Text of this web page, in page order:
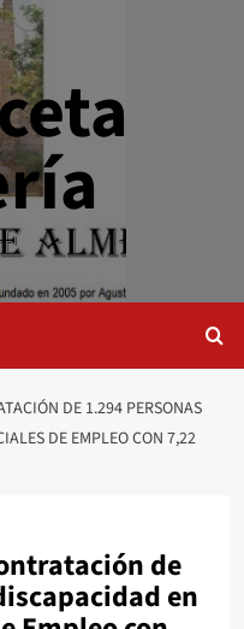
DE 1.294 PERSONAS
DE EMPLEO CON 7,22
de
en